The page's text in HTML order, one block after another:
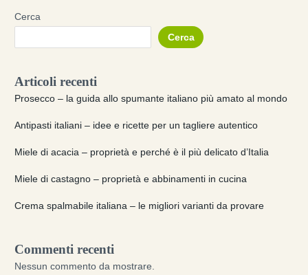
Cerca
Cerca
Articoli recenti
Prosecco – la guida allo spumante italiano più amato al mondo
Antipasti italiani – idee e ricette per un tagliere autentico
Miele di acacia – proprietà e perché è il più delicato d’Italia
Miele di castagno – proprietà e abbinamenti in cucina
Crema spalmabile italiana – le migliori varianti da provare
Commenti recenti
Nessun commento da mostrare.